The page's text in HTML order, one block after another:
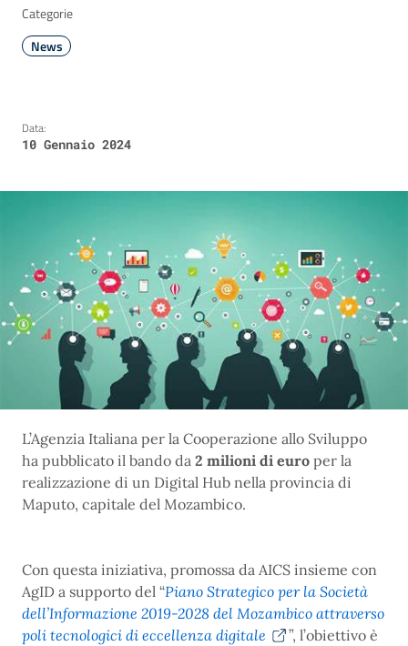
Categorie
News
Data:
10 Gennaio 2024
L’Agenzia Italiana per la Cooperazione allo Sviluppo
ha pubblicato il bando da 2 milioni di euro per la
realizzazione di un Digital Hub nella provincia di
Maputo, capitale del Mozambico.
Con questa iniziativa, promossa da AICS insieme con
AgID a supporto del “Piano Strategico per la Società
dell’Informazione 2019-2028 del Mozambico attraverso
poli tecnologici di eccellenza digitale
”, l’obiettivo è